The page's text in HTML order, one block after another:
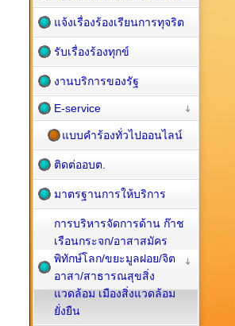
แจ้งเรื่องร้องเรียนการทุจริต
รับเรื่องร้องทุกข์
งานบริการของรัฐ
E-service
แบบคำร้องทั่วไปออนไลน์
ติดต่ออบต.
มาตรฐานการให้บริการ
การบริหารจัดการด้าน ก๊าช
เรือนกระจก/อาสาสมัคร
พิทักษ์โลก/ขยะมูลฝอย/จิต
อาสา/สาธารณสุขสิ่ง
แวดล้อม เมืองสิ่งแวดล้อม
ยั่งยืน